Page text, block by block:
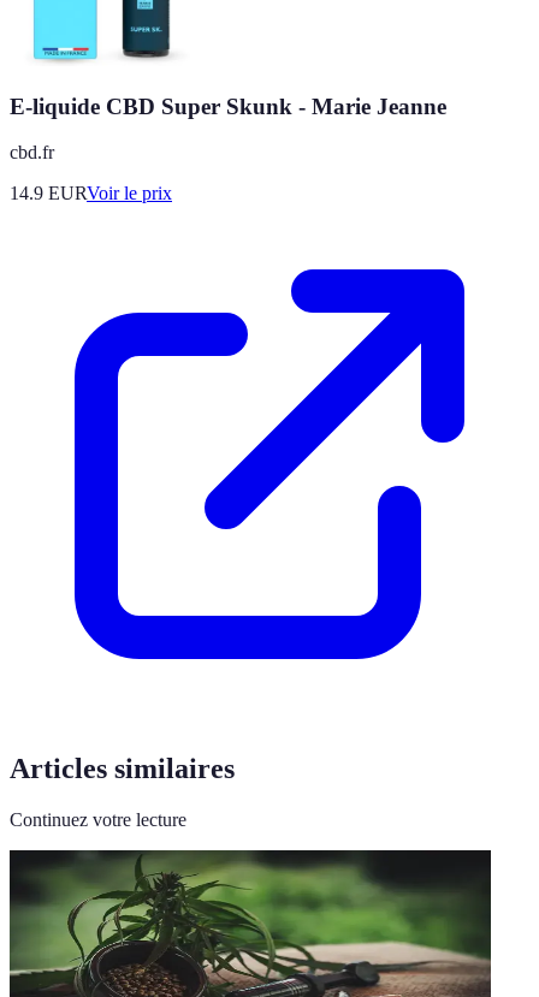
E-liquide CBD Super Skunk - Marie Jeanne
cbd.fr
14.9 EURVoir le prix
Articles similaires
Continuez votre lecture